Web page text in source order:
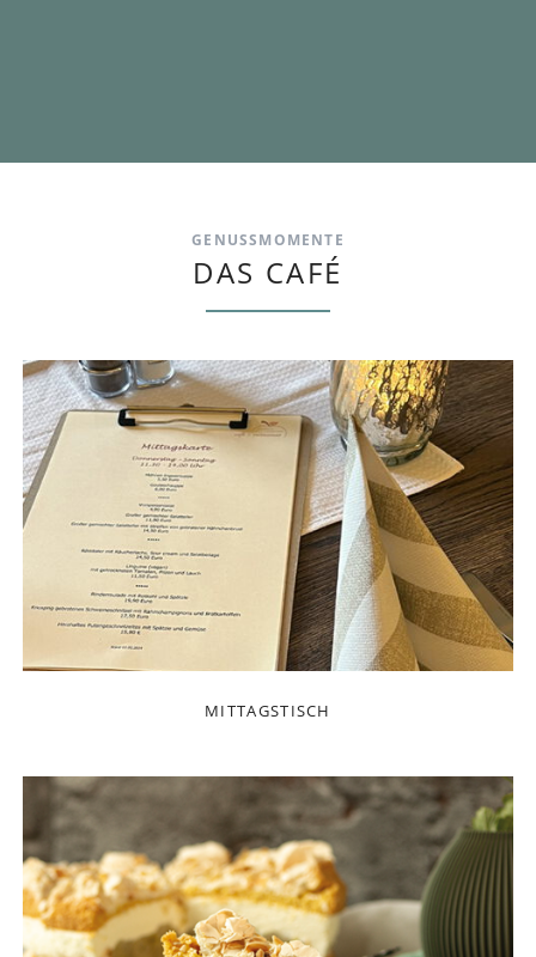
GENUSSMOMENTE
DAS CAFÉ